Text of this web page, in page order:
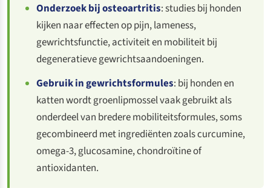
Onderzoek bij osteoartritis: studies bij honden
kijken naar effecten op pijn, lameness,
gewrichtsfunctie, activiteit en mobiliteit bij
degeneratieve gewrichtsaandoeningen.
Gebruik in gewrichtsformules: bij honden en
katten wordt groenlipmossel vaak gebruikt als
onderdeel van bredere mobiliteitsformules, soms
gecombineerd met ingrediënten zoals curcumine,
omega-3, glucosamine, chondroïtine of
antioxidanten.